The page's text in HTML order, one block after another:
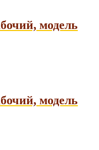
модель
модель